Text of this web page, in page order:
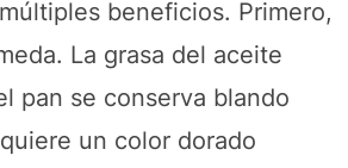
beneficios. Primero,
La grasa del aceite
pan se conserva blando
un color dorado